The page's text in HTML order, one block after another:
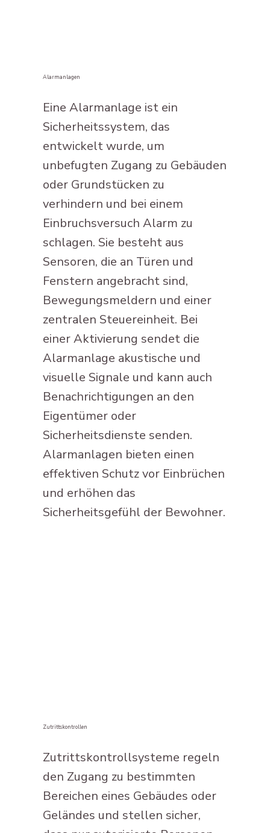
Alarmanlagen
Eine Alarmanlage ist ein
Sicherheitssystem, das
entwickelt wurde, um
unbefugten Zugang zu Gebäuden
oder Grundstücken zu
verhindern und bei einem
Einbruchsversuch Alarm zu
schlagen. Sie besteht aus
Sensoren, die an Türen und
Fenstern angebracht sind,
Bewegungsmeldern und einer
zentralen Steuereinheit. Bei
einer Aktivierung sendet die
Alarmanlage akustische und
visuelle Signale und kann auch
Benachrichtigungen an den
Eigentümer oder
Sicherheitsdienste senden.
Alarmanlagen bieten einen
effektiven Schutz vor Einbrüchen
und erhöhen das
Sicherheitsgefühl der Bewohner.
Zutrittskontrollen
Zutrittskontrollsysteme regeln
den Zugang zu bestimmten
Bereichen eines Gebäudes oder
Geländes und stellen sicher,